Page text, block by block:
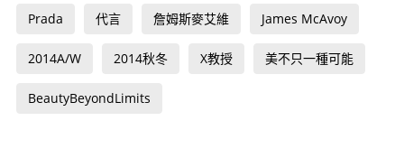
Prada 代言 詹姆斯麥艾維 James McAvoy
2014A/W 2014秋冬 X教授 美不只一種可能
BeautyBeyondLimits